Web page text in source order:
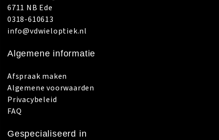
Afspraak maken
Algemene voorwaarden
Privacybeleid
FAQ
Gespecialiseerd in
Brillen
Brillenglazen
Contactlenzen
Oogzorg